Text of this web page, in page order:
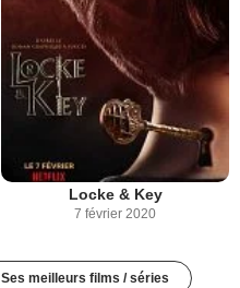
Locke & Key
7 février 2020
Ses meilleurs films / séries